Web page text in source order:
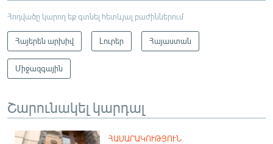
Հոդվածը կարող եք գտնել հետևյալ բաժիններում
Հայերեն արխիվ Լուրեր Հայաստան
Միջազգային
Շարունակել կարդալ
ՀԱՍԱՐԱԿՈՒԹՅՈՒՆ